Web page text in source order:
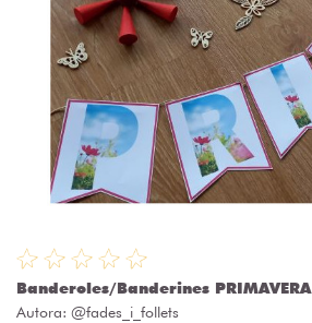
Banderoles/Banderines PRIMAVERA
Autora: @fades_i_follets